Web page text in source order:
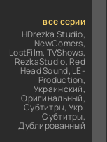
все серии
HDrezka Studio,
NewComers,
LostFilm, TVShows,
RezkaStudio, Red
Head Sound, LE-
Production,
Украинский,
Оригинальный,
Субтитры, Укр.
Субтитры,
Дублированный